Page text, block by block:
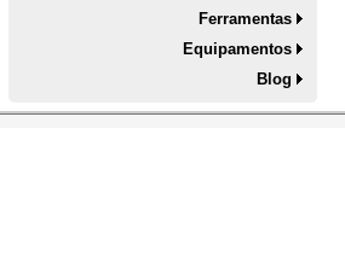
Ferramentas
Equipamentos
Blog